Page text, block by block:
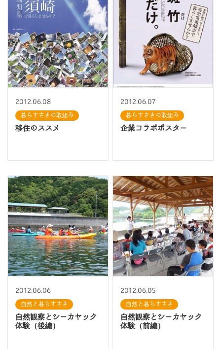
2012.06.08
暮らすさきの取組み
移住のススメ
2012.06.07
暮らすさきの取組み
企業コラボポスター
2012.06.06
自然と暮らすさき
自然観察とシーカヤック
体験（後編）
2012.06.05
自然と暮らすさき
自然観察とシーカヤック
体験（前編）